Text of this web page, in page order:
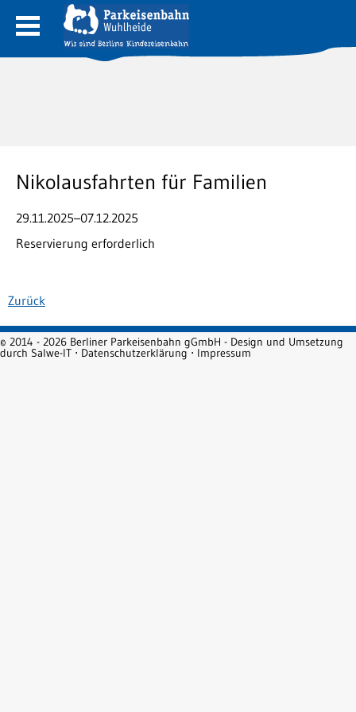
Nikolausfahrten für Familien
29.11.2025–07.12.2025
Reservierung erforderlich
Zurück
© 2014 - 2026 Berliner Parkeisenbahn gGmbH - Design und Umsetzung
durch Salwe-IT ⋅ Datenschutzerklärung⋅ Impressum